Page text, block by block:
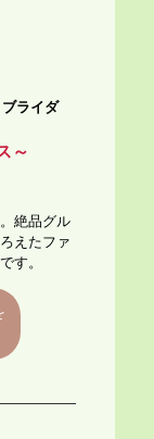
ライダ
～
絶品グル
えたファ
す。